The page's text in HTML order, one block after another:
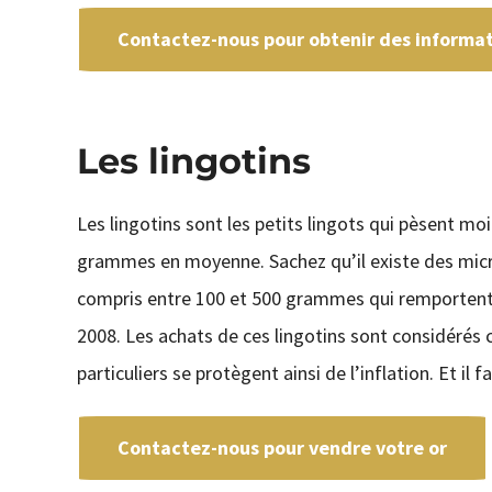
Contactez-nous pour obtenir des
Les lingotins
Les lingotins sont les petits lingots qui pèsent
grammes en moyenne. Sachez qu’il existe des
compris entre 100 et 500 grammes qui
2008. Les achats de ces lingotins sont
particuliers se protègent ainsi de l’inflation. Et il
Contactez-nous pour vendre votre or